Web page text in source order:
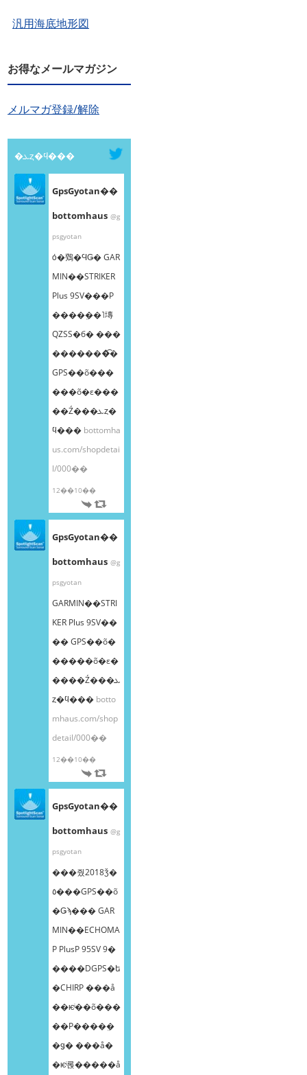
汎用海底地形図
お得なメールマガジン
メルマガ登録/解除
�ܥȥ�ϥ���
GpsGyotan��
bottomhaus @g
psgyotan
ȯ�䳫�ϤǤ� GAR
MIN��STRIKER
Plus 9SV���Ρ
����ܸ��˥塼
QZSS�б� ���
�������͡�
GPS��õ���
���õ�ε���
��Ź���ܥȥ�
ϥ��� bottomha
us.com/shopdetai
l/000��
12��10��
GpsGyotan��
bottomhaus @g
psgyotan
GARMIN��STRI
KER Plus 9SV��
�� GPS��õ�
�����õ�ε�
����Ź���ܥ
ȥ�ϥ��� botto
mhaus.com/shop
detail/000��
12��10��
GpsGyotan��
bottomhaus @g
psgyotan
���줬2018ǯ�
٥���GPS��õ
�Ǥϡ��� GAR
MIN��ECHOMA
P PlusP 95SV 9�
����DGPS�ե
�CHIRP ���å
��ѥͥ��õ���
��Ρ����ܸ�
�ǥ� ���å�
�ѥͥ롡�����å